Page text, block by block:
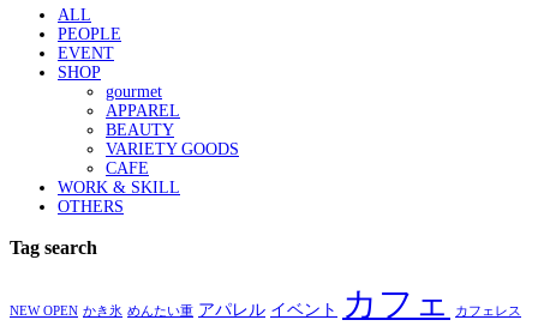
ALL
PEOPLE
EVENT
SHOP
gourmet
APPAREL
BEAUTY
VARIETY GOODS
CAFE
WORK & SKILL
OTHERS
Tag search
NEW OPEN かき氷 めんたい重 アパレル イベント カフェ カフェレス